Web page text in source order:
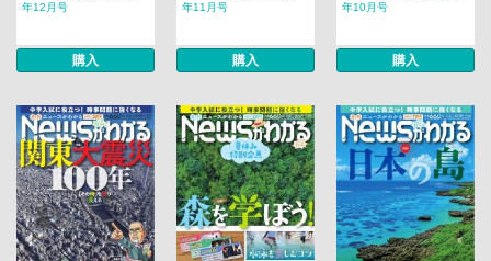
年12月号
購入
年11月号
購入
年10月号
購入